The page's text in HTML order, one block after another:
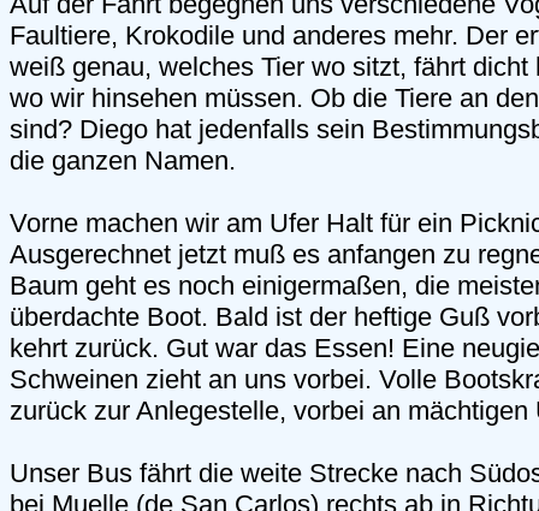
Faultiere, Krokodile und anderes mehr. Der
weiß genau, welches Tier wo sitzt, fährt dicht
wo wir hinsehen müssen. Ob die Tiere an
sind? Diego hat jedenfalls sein
die ganzen Namen.
Vorne machen wir am Ufer Halt für ein
Ausgerechnet jetzt muß es anfangen zu
Baum geht es noch einigermaßen, die
überdachte Boot. Bald ist der heftige Guß
kehrt zurück. Gut war das Essen! Eine
Schweinen zieht an uns vorbei. Volle
zurück zur Anlegestelle, vorbei an mächtigen
Unser Bus fährt die weite Strecke nach
bei Muelle (de San Carlos) rechts ab in